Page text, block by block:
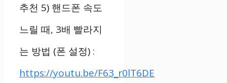
추천 5) 핸드폰 속도
느릴 때, 3배 빨라지
는 방법 (폰 설정) :
https://youtu.be/F63_r0lT6DE